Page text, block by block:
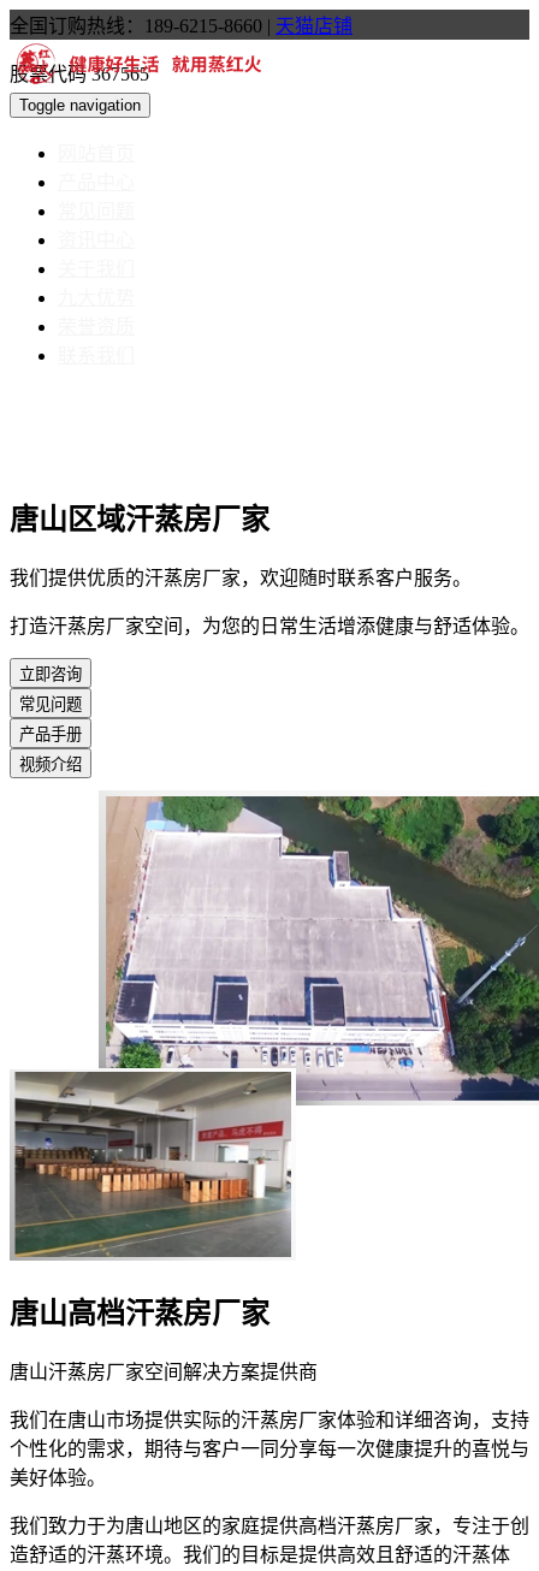
全国订购热线：189-6215-8660 | 天猫店铺
股票代码 367565
Toggle navigation
唐山区域汗蒸房厂家
我们提供优质的汗蒸房厂家，欢迎随时联系客户服务。
打造汗蒸房厂家空间，为您的日常生活增添健康与舒适体验。
立即咨询
常见问题
产品手册
视频介绍
唐山高档汗蒸房厂家
唐山汗蒸房厂家空间解决方案提供商
我们在唐山市场提供实际的汗蒸房厂家体验和详细咨询，支持
个性化的需求，期待与客户一同分享每一次健康提升的喜悦与
美好体验。
我们致力于为唐山地区的家庭提供高档汗蒸房厂家，专注于创
造舒适的汗蒸环境。我们的目标是提供高效且舒适的汗蒸体